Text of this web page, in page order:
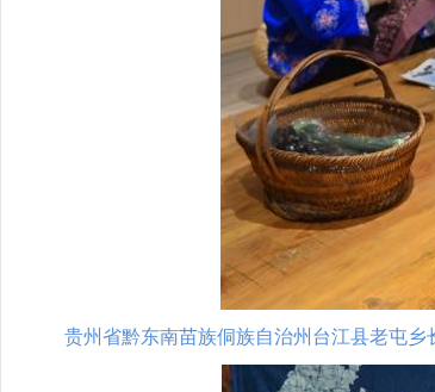
贵州省黔东南苗族侗族自治州台江县老屯乡